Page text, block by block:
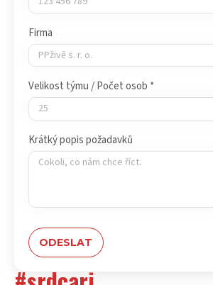
Firma
Velikost týmu / Počet osob *
Krátký popis požadavků